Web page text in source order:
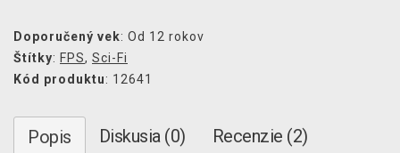
Doporučený vek: Od 12 rokov
Štítky: FPS, Sci-Fi
Kód produktu: 12641
Popis Diskusia (0) Recenzie (2)